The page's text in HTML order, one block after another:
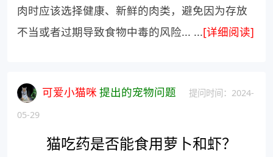
肉时应该选择健康、新鲜的肉类，避免因为存放
不当或者过期导致食物中毒的风险... ...[详细阅读]
可爱小猫咪 提出的宠物问题
提问时间：2024-
05-29
猫吃药是否能食用萝卜和虾？